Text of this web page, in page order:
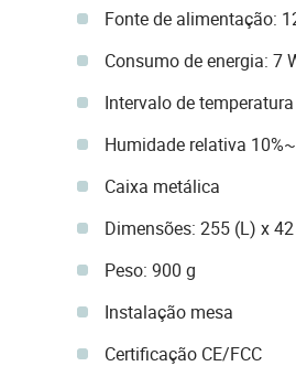
Fonte de alimentação:
Consumo de energia: 7
Intervalo de
Humidade relativa
Caixa metálica
Dimensões: 255 (L) x
Peso: 900 g
Instalação mesa
Certificação CE/FCC